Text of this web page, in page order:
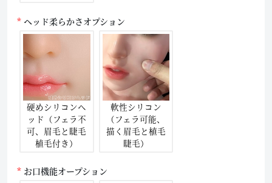
ヘッド柔らかさオプション
硬めシリコンヘ
ッド（フェラ不
可、眉毛と睫毛
植毛付き）
軟性シリコン
（フェラ可能、
描く眉毛と植毛
睫毛）
お口機能オープション